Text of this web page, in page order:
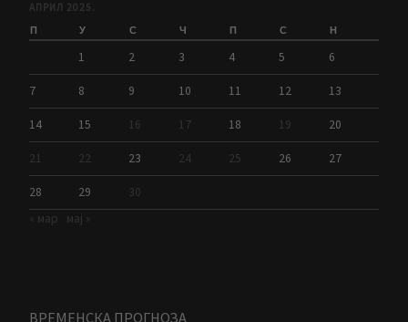
АПРИЛ 2025.
П У С Ч П С Н
1 2 3 4 5 6
7 8 9 10 11 12 13
14 15 16 17 18 19 20
21 22 23 24 25 26 27
28 29
30
« мар
мај »
ВРЕМЕНСКА ПРОГНОЗА